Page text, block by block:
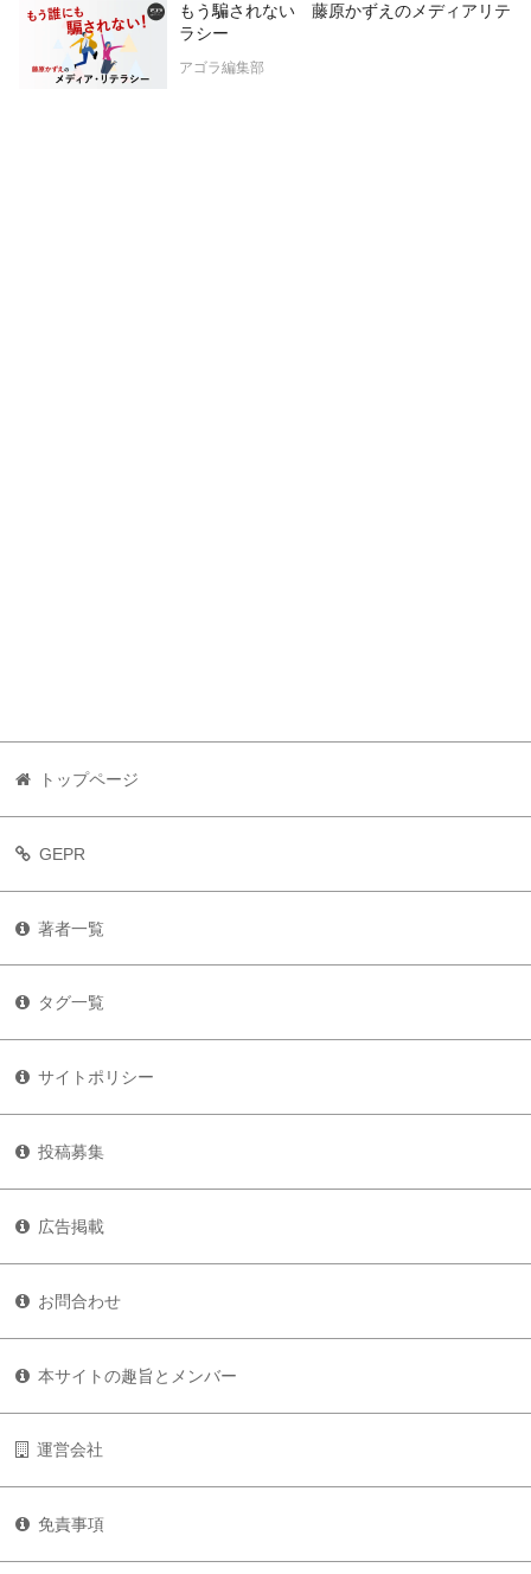
もう騙されない 藤原かずえのメディアリテ
ラシー
アゴラ編集部
トップページ
GEPR
著者一覧
タグ一覧
サイトポリシー
投稿募集
広告掲載
お問合わせ
本サイトの趣旨とメンバー
運営会社
免責事項